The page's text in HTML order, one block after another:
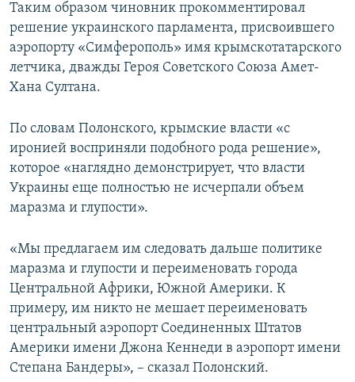
Таким образом чиновник прокомментировал
решение украинского парламента, присвоившего
аэропорту «Симферополь» имя крымскотатарского
летчика, дважды Героя Советского Союза Амет-
Хана Султана.
По словам Полонского, крымские власти «с
иронией восприняли подобного рода решение»,
которое «наглядно демонстрирует, что власти
Украины еще полностью не исчерпали объем
маразма и глупости».
«Мы предлагаем им следовать дальше политике
маразма и глупости и переименовать города
Центральной Африки, Южной Америки. К
примеру, им никто не мешает переименовать
центральный аэропорт Соединенных Штатов
Америки имени Джона Кеннеди в аэропорт имени
Степана Бандеры», – сказал Полонский.